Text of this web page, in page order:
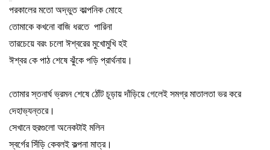
পরকালের মতো অদ্ভুত কাল্পনিক মোহে
তোমাকে কখনো বাজি ধরতে পারিনা
তারচেয়ে বরং চলো ঈশ্বরের মুখোমুখি হই
ঈশ্বর কে পাঠ শেষে ঝুঁকে পড়ি প্রার্থনায় ।
তোমার স্তনার্ঘ ভ্রমন শেষে ঠোঁট চূড়ায় দাঁড়িয়ে গেলেই সমগ্র মাতালতা ভর করে
দেহাভ্যন্তরে।
সেখানে হুরগুলো অনেকটাই মলিন
স্বর্গের সিঁড়ি কেবলই কল্পনা মাত্র।